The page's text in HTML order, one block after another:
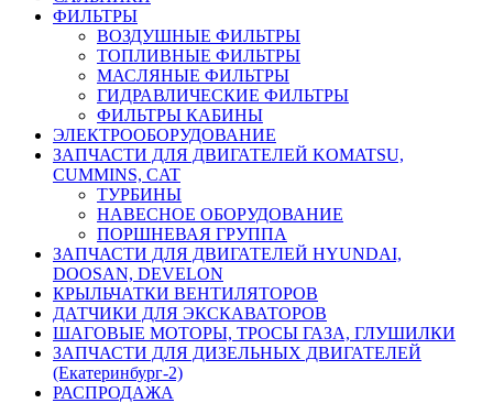
ФИЛЬТРЫ
ВОЗДУШНЫЕ ФИЛЬТРЫ
ТОПЛИВНЫЕ ФИЛЬТРЫ
МАСЛЯНЫЕ ФИЛЬТРЫ
ГИДРАВЛИЧЕСКИЕ ФИЛЬТРЫ
ФИЛЬТРЫ КАБИНЫ
ЭЛЕКТРООБОРУДОВАНИЕ
ЗАПЧАСТИ ДЛЯ ДВИГАТЕЛЕЙ KOMATSU,
CUMMINS, CAT
ТУРБИНЫ
НАВЕСНОЕ ОБОРУДОВАНИЕ
ПОРШНЕВАЯ ГРУППА
ЗАПЧАСТИ ДЛЯ ДВИГАТЕЛЕЙ HYUNDAI,
DOOSAN, DEVELON
КРЫЛЬЧАТКИ ВЕНТИЛЯТОРОВ
ДАТЧИКИ ДЛЯ ЭКСКАВАТОРОВ
ШАГОВЫЕ МОТОРЫ, ТРОСЫ ГАЗА, ГЛУШИЛКИ
ЗАПЧАСТИ ДЛЯ ДИЗЕЛЬНЫХ ДВИГАТЕЛЕЙ
(Екатеринбург-2)
РАСПРОДАЖА